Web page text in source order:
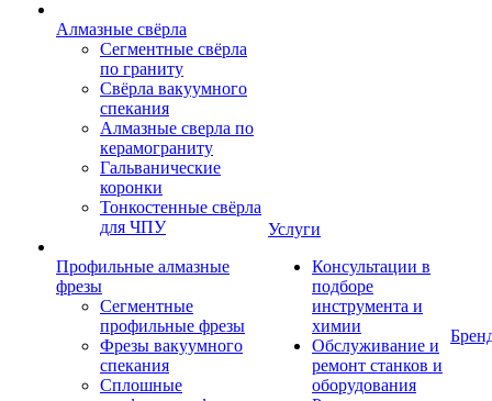
Алмазные свёрла
Сегментные свёрла
по граниту
Свёрла вакуумного
спекания
Алмазные сверла по
керамограниту
Гальванические
коронки
Тонкостенные свёрла
для ЧПУ
Профильные алмазные
фрезы
Сегментные
профильные фрезы
Фрезы вакуумного
спекания
Сплошные
Услуги
Консультации в
подборе
инструмента и
химии
Обслуживание и
ремонт станков и
оборудования